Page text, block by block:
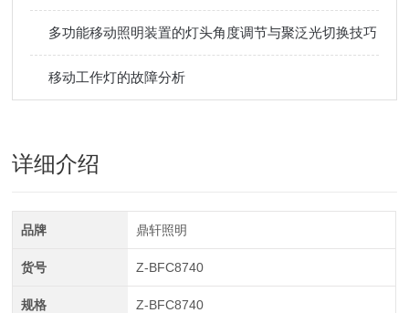
多功能移动照明装置的灯头角度调节与聚泛光切换技巧
移动工作灯的故障分析
详细介绍
品牌 鼎轩照明
货号 Z-BFC8740
规格 Z-BFC8740